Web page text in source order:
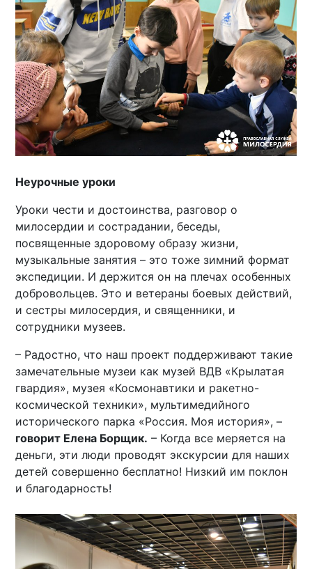
Неурочные уроки
Уроки чести и достоинства, разговор о
милосердии и сострадании, беседы,
посвященные здоровому образу жизни,
музыкальные занятия – это тоже зимний формат
экспедиции. И держится он на плечах особенных
добровольцев. Это и ветераны боевых действий,
и сестры милосердия, и священники, и
сотрудники музеев.
– Радостно, что наш проект поддерживают такие
замечательные музеи как музей ВДВ «Крылатая
гвардия», музея «Космонавтики и ракетно-
космической техники», мультимедийного
исторического парка «Россия. Моя история», –
говорит Елена Борщик. – Когда все меряется на
деньги, эти люди проводят экскурсии для наших
детей совершенно бесплатно! Низкий им поклон
и благодарность!